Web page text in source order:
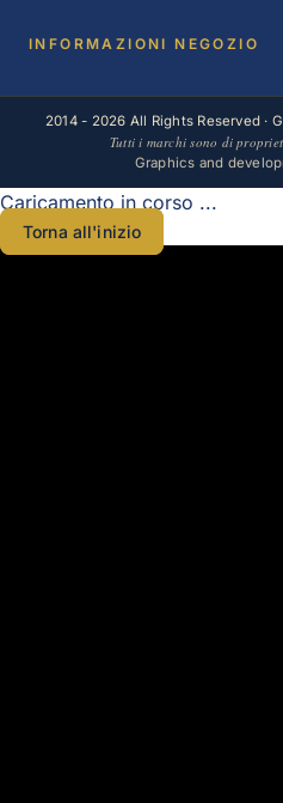
INFORMAZIONI NEGOZIO
2014 - 2026 All Rights Reserved ·
Tutti i marchi sono di
Graphics and
Caricamento in corso ...
Torna all'inizio